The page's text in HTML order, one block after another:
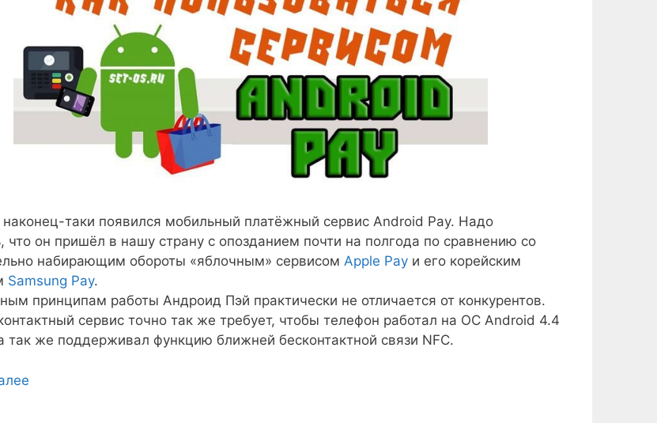
наконец-таки появился мобильный платёжный сервис Android Pay. Надо
что он пришёл в нашу страну с опозданием почти на полгода по сравнению со
набирающим обороты «яблочным» сервисом Apple Pay и его корейским
Samsung Pay.
принципам работы Андроид Пэй практически не отличается от конкурентов.
сервис точно так же требует, чтобы телефон работал на ОС Android 4.4
так же поддерживал функцию ближней бесконтактной связи NFC.